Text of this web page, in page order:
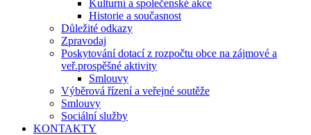
Kulturní a společenské akce
Historie a současnost
Důležité odkazy
Zpravodaj
Poskytování dotací z rozpočtu obce na zájmové a
veř.prospěšné aktivity
Smlouvy
Výběrová řízení a veřejné soutěže
Smlouvy
Sociální služby
KONTAKTY